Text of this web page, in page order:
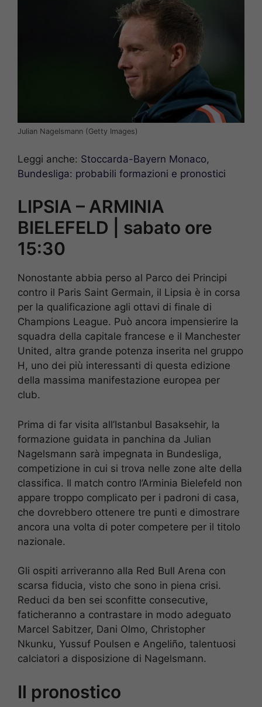
Julian Nagelsmann (Getty Images)
Leggi anche: Stoccarda-Bayern Monaco,
Bundesliga: probabili formazioni e pronostici
LIPSIA – ARMINIA
BIELEFELD | sabato ore
15:30
Nonostante abbia perso al Parco dei Principi
contro il Paris Saint Germain, il Lipsia è in corsa
per la qualificazione agli ottavi di finale di
Champions League. Può ancora impensierire la
squadra della capitale francese e il Manchester
United, altra grande potenza inserita nel gruppo
H, uno dei più interessanti di questa edizione
della massima manifestazione europea per
club.
Prima di far visita all’Istanbul Basaksehir, la
formazione guidata in panchina da Julian
Nagelsmann sarà impegnata in Bundesliga,
competizione in cui si trova nelle zone alte della
classifica. Il match contro l’Arminia Bielefeld non
appare troppo complicato per i padroni di casa,
che dovrebbero ottenere tre punti e dimostrare
ancora una volta di poter competere per il titolo
nazionale.
Gli ospiti arriveranno alla Red Bull Arena con
scarsa fiducia, visto che sono in piena crisi.
Reduci da ben sei sconfitte consecutive,
faticheranno a contrastare in modo adeguato
Marcel Sabitzer, Dani Olmo, Christopher
Nkunku, Yussuf Poulsen e Angeliño, talentuosi
calciatori a disposizione di Nagelsmann.
Il pronostico